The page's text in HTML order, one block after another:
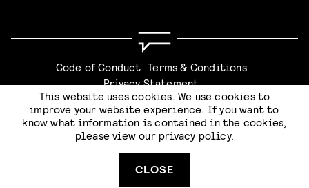
Code of Conduct Terms & Conditions
Privacy Statement
This website uses cookies. We use cookies to
improve your website experience. If you want to
know what information is contained in the cookies,
please view our privacy policy.
CLOSE